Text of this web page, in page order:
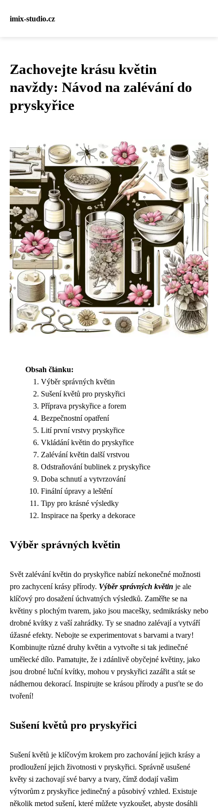
imix-studio.cz
Zachovejte krásu květin
navždy: Návod na zalévání do
pryskyřice
Obsah článku:
Výběr správných květin
Sušení květů pro pryskyřici
Příprava pryskyřice a forem
Bezpečnostní opatření
Lití první vrstvy pryskyřice
Vkládání květin do pryskyřice
Zalévání květin další vrstvou
Odstraňování bublinek z pryskyřice
Doba schnutí a vytvrzování
Finální úpravy a leštění
Tipy pro krásné výsledky
Inspirace na šperky a dekorace
Výběr správných květin
Svět zalévání květin do pryskyřice nabízí nekonečné možnosti
pro zachycení krásy přírody. Výběr správných květin je ale
klíčový pro dosažení úchvatných výsledků. Zaměřte se na
květiny s plochým tvarem, jako jsou macešky, sedmikrásky nebo
drobné kvítky z vaší zahrádky. Ty se snadno zalévají a vytváří
úžasné efekty. Nebojte se experimentovat s barvami a tvary!
Kombinujte různé druhy květin a vytvořte si tak jedinečné
umělecké dílo. Pamatujte, že i zdánlivě obyčejné květiny, jako
jsou drobné luční kvítky, mohou v pryskyřici zazářit a stát se
nádhernou dekorací. Inspirujte se krásou přírody a pusťte se do
tvoření!
Sušení květů pro pryskyřici
Sušení květů je klíčovým krokem pro zachování jejich krásy a
prodloužení jejich životnosti v pryskyřici. Správně usušené
květy si zachovají své barvy a tvary, čímž dodají vašim
výtvorům z pryskyřice jedinečný a působivý vzhled. Existuje
několik metod sušení, které můžete vyzkoušet, abyste dosáhli